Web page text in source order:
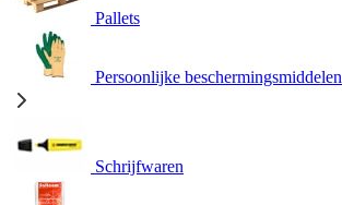
Pallets
Persoonlijke beschermingsmiddelen
Schrijfwaren